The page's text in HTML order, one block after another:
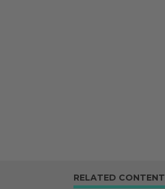
RELATED CONTENT